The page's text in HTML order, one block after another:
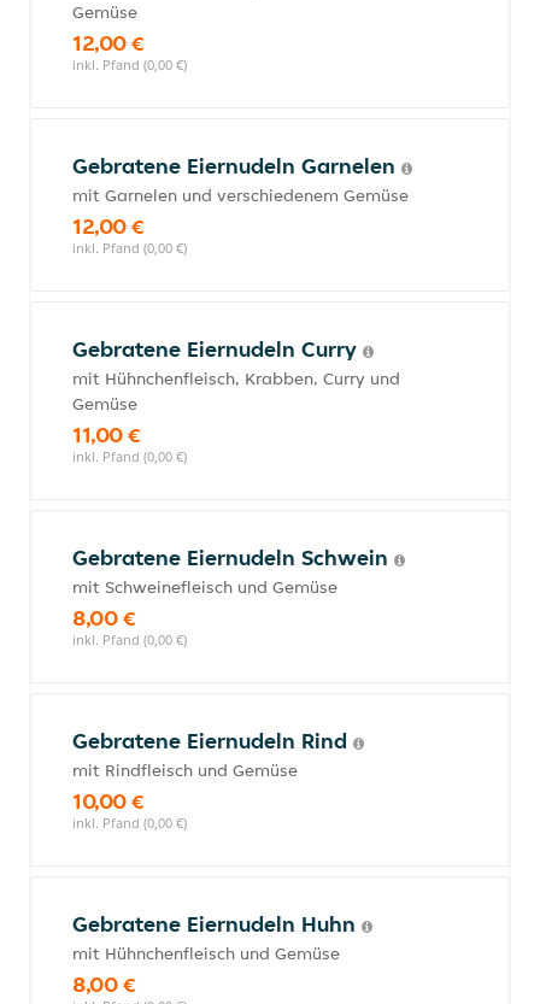
Gemüse
12,00 €
inkl. Pfand (0,00 €)
Gebratene Eiernudeln Garnelen
mit Garnelen und verschiedenem Gemüse
12,00 €
inkl. Pfand (0,00 €)
Gebratene Eiernudeln Curry
mit Hühnchenfleisch, Krabben, Curry und
Gemüse
11,00 €
inkl. Pfand (0,00 €)
Gebratene Eiernudeln Schwein
mit Schweinefleisch und Gemüse
8,00 €
inkl. Pfand (0,00 €)
Gebratene Eiernudeln Rind
mit Rindfleisch und Gemüse
10,00 €
inkl. Pfand (0,00 €)
Gebratene Eiernudeln Huhn
mit Hühnchenfleisch und Gemüse
8,00 €